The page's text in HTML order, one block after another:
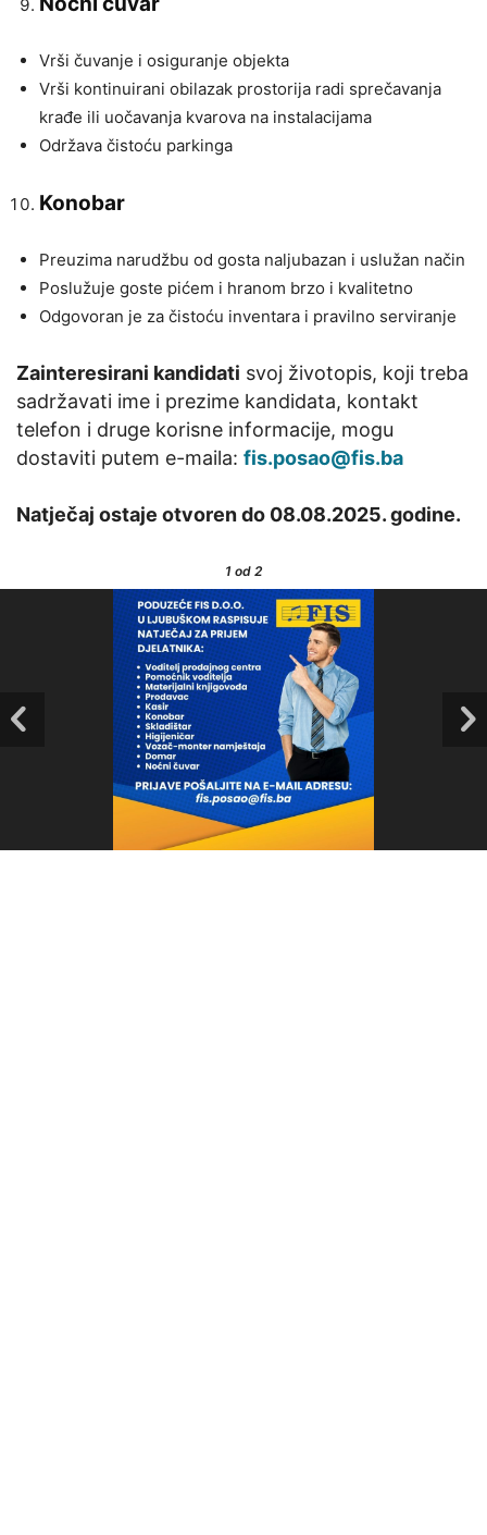
Vrši čuvanje i osiguranje objekta
Vrši kontinuirani obilazak prostorija radi sprečavanja
krađe ili uočavanja kvarova na instalacijama
Održava čistoću parkinga
Konobar
Preuzima narudžbu od gosta naljubazan i uslužan način
Poslužuje goste pićem i hranom brzo i kvalitetno
Odgovoran je za čistoću inventara i pravilno serviranje
Zainteresirani kandidati svoj životopis, koji treba
sadržavati ime i prezime kandidata, kontakt
telefon i druge korisne informacije, mogu
dostaviti putem e-maila: fis.posao@fis.ba
Natječaj ostaje otvoren do 08.08.2025. godine.
1 od 2